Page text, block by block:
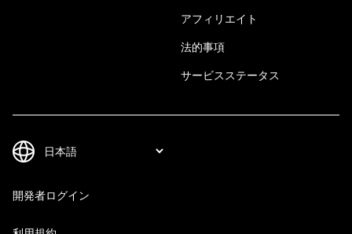
アフィリエイト
法的事項
サービスステータス
開発者ログイン